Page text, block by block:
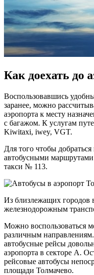
Как доехать до
Воспользовавшись
заранее, можно
аэропорта к месту
с багажом. К услугам
Kiwitaxi, iwey, VGT.
Для того чтобы
автобусными
такси № 113.
Из близлежащих городов
железнодорожным
Можно воспользоваться
различным
автобусные рейсы
аэропорта в секторе А.
рейсовые автобусы
площади Толмачево.